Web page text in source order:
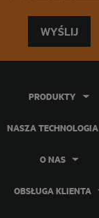
WYŚLIJ
PRODUKTY
NASZA TECHNOLOGIA
O NAS
OBSŁUGA KLIENTA